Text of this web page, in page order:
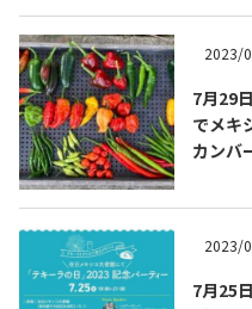
テキーラの飲み方
テキーラマップ
メキシコ料理
2023/
7月29
でメキ
カンバ
2023/
7月25